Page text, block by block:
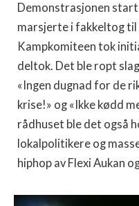
Demonstrasjonen
marsjerte i fakkeltog
Kampkomiteen tok
deltok. Det ble ropt
«Ingen dugnad for de
krise!» og «Ikke kødd
rådhuset ble det også
lokalpolitikere og
hiphop av Flexi Aukan